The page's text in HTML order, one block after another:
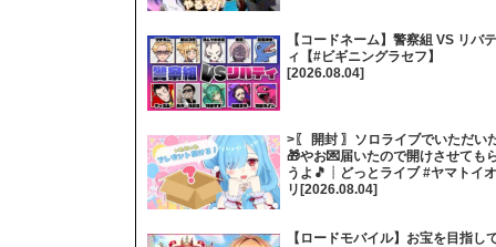
【コードネーム】警察組 VS リバテ
ィ【#ビギニングラセフ】
[2026.08.04]
>〖 開封 〗ソロライブでいただい
🎁やお💌届いたので開けさせても
うよ🎵┊どっとライブ #ヤマトイオ
リ[2026.08.04]
【ロードモバイル】お宝を目指し